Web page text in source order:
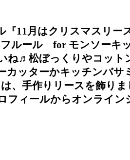
『11月はクリスマスリ
ルール for モンソー
ね♬松ぼっくりやコッ
ッターかキッチンバサ
、手作りリースを飾り
フィールからオンライ